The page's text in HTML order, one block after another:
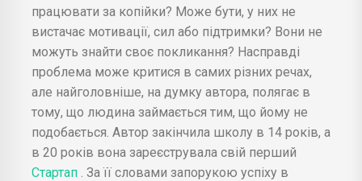
працювати за копійки? Може бути, у них не
вистачає мотивації, сил або підтримки? Вони не
можуть знайти своє покликання? Насправді
проблема може критися в самих різних речах,
але найголовніше, на думку автора, полягає в
тому, що людина займається тим, що йому не
подобається. Автор закінчила школу в 14 років, а
в 20 років вона зареєструвала свій перший
Стартап . За її словами запорукою успіху в